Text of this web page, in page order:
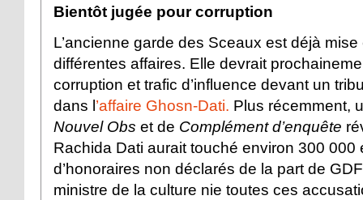
Bientôt jugée pour corruption
L’ancienne garde des Sceaux est déjà
différentes affaires. Elle devrait
corruption et trafic d’influence devant un
dans l’affaire Ghosn-Dati. Plus récemment,
Nouvel Obs et de Complément d’enquête
Rachida Dati aurait touché environ 300 000
d’honoraires non déclarés de la part de
ministre de la culture nie toutes ces